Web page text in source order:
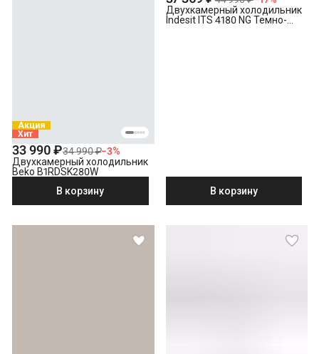
Акция
Хит
33 990 ₽34 990 ₽−3%
Двухкамерный холодильник
Beko B1RDSK280W
В корзину
Двухкамерный холодильник
Indesit ITS 4180 NG Темно-
В корзину